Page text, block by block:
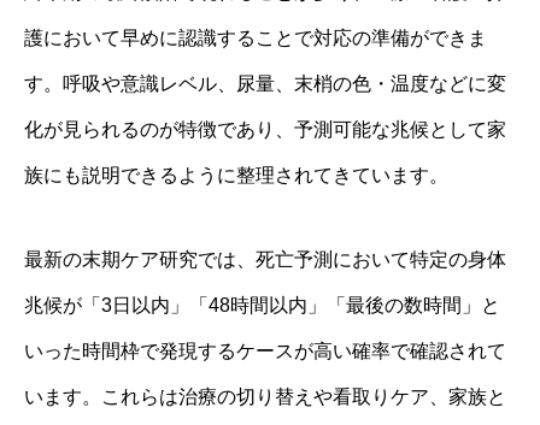
護において早めに認識することで対応の準備ができま
す。呼吸や意識レベル、尿量、末梢の色・温度などに変
化が見られるのが特徴であり、予測可能な兆候として家
族にも説明できるように整理されてきています。
最新の末期ケア研究では、死亡予測において特定の身体
兆候が「3日以内」「48時間以内」「最後の数時間」と
いった時間枠で発現するケースが高い確率で確認されて
います。これらは治療の切り替えや看取りケア、家族と